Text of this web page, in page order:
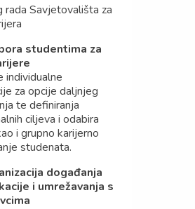
rada Savjetovališta za
studentima za
individualne
za opcije daljnjeg
te definiranja
ciljeva i odabira
i grupno karijerno
studenata.
događanja
i umrežavanja s